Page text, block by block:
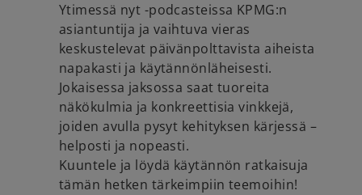
Ytimessä nyt -podcasteissa KPMG:n
asiantuntija ja vaihtuva vieras
keskustelevat päivänpolttavista aiheista
napakasti ja käytännönläheisesti.
Jokaisessa jaksossa saat tuoreita
näkökulmia ja konkreettisia vinkkejä,
joiden avulla pysyt kehityksen kärjessä –
helposti ja nopeasti.
Kuuntele ja löydä käytännön ratkaisuja
tämän hetken tärkeimpiin teemoihin!